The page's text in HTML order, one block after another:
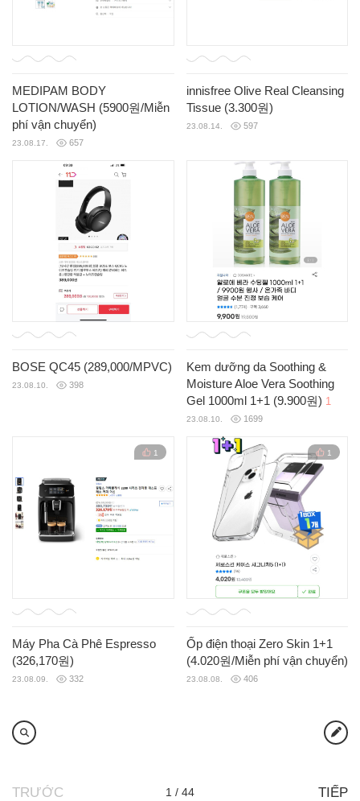
MEDIPAM BODY
LOTION/WASH (5900원/Miễn
phí vận chuyển)
23.08.17. 657
innisfree Olive Real Cleansing
Tissue (3.300원)
23.08.14. 597
BOSE QC45 (289,000/MPVC)
23.08.10. 398
Kem dưỡng da Soothing &
Moisture Aloe Vera Soothing
Gel 1000ml 1+1 (9.900원) 1
23.08.10. 1699
1
Máy Pha Cà Phê Espresso
(326,170원)
23.08.09. 332
1
Ốp điện thoại Zero Skin 1+1
(4.020원/Miễn phí vận chuyển)
23.08.08. 406
TRƯỚC 1 / 44 TIẾP